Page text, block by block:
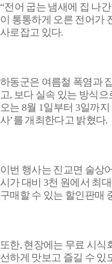
“전어 굽는 냄새에 집 나
이 통통하게 오른 전어가
사로잡고 있다.
하동군은 여름철 폭염과
고, 보다 실속 있는 방식
오는 8월 1일부터 3일까지
사’를 개최한다고 밝혔다.
이번 행사는 진교면 술상
시가 대비3천 원에서 최대
구매할 수 있는 할인판매
또한, 현장에는 무료 시식
선하게 맛보고 즐길 수 있